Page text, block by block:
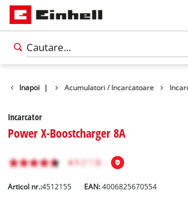
Inapoi |
Accesorii Acumulatori / Incarcatoare
Incarcator
Power X-Boostcharger 8A
Articol nr.:4512155 EAN:4006825670554